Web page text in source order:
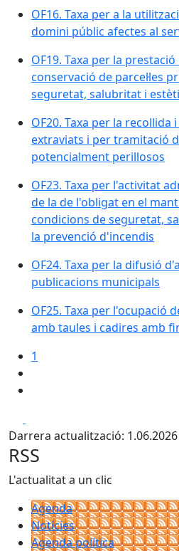
OF16. Taxa per a la
domini públic afectes al
OF19. Taxa per la
conservació de parcel·les
seguretat, salubritat i
OF20. Taxa per la recollida
extraviats i per tramitació
potencialment perillosos
OF23. Taxa per l'activitat
de la de l'obligat en el
condicions de seguretat,
la prevenció d'incendis
OF24. Taxa per la difusió
publicacions municipals
OF25. Taxa per l'ocupació
amb taules i cadires amb
1
Darrera actualització:
RSS
L'actualitat a un clic
Agenda
Notícies
Agenda política